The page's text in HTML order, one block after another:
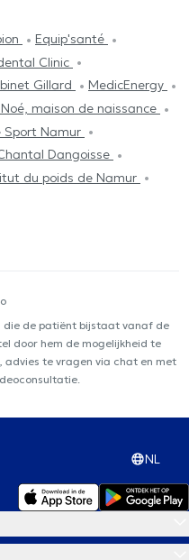
Equip'santé
Clinic
Gillard
MedicEnergy
Noé, maison de naissance
Sport Namur
Dangoisse
du poids de Namur
die de patiënt bijstaat vanaf de
door hem de mogelijkheid te
advies te vragen via chat en met
NL